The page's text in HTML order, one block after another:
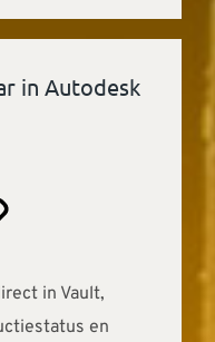
in Autodesk
in Vault,
en